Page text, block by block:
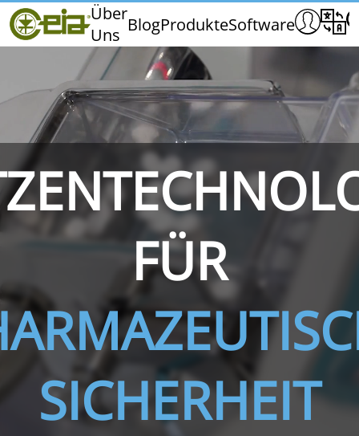
Über
Uns BlogProdukteSoftware
Home
CEIA
Messen und Veranstaltungen
THS/PH210 THS/PH210-FFV THS/
THS/PH21N-FB THS/PH21N-FFV
THS/
D25
FÜR
SICHERHEIT